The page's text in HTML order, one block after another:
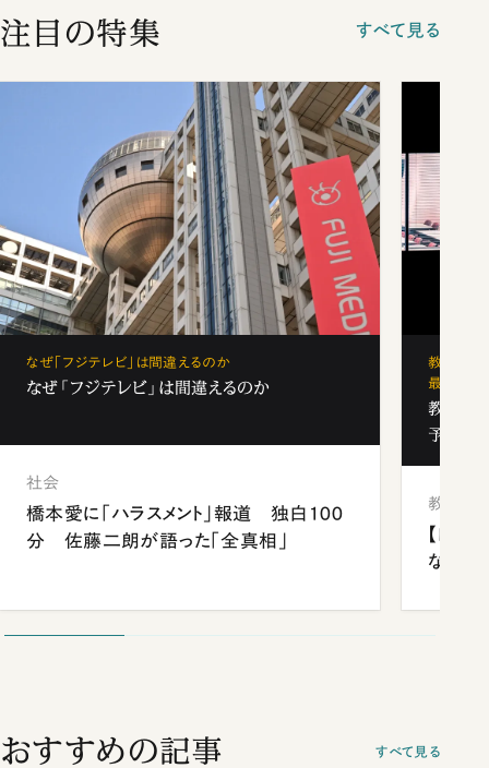
注目の特集 すべて見る
なぜ「フジテレビ」は間違えるのか
なぜ「フジテレビ」は間違えるのか
社会
橋本愛に「ハラスメント」報道 独白100
分 佐藤二朗が語った「全真相」
教育の地
最新勢力
教育の
予備校
教育
【四
ながら
おすすめの記事 すべて見る